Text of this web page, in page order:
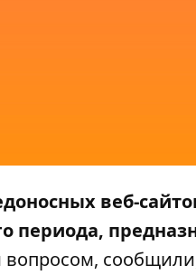
веб-
периода,